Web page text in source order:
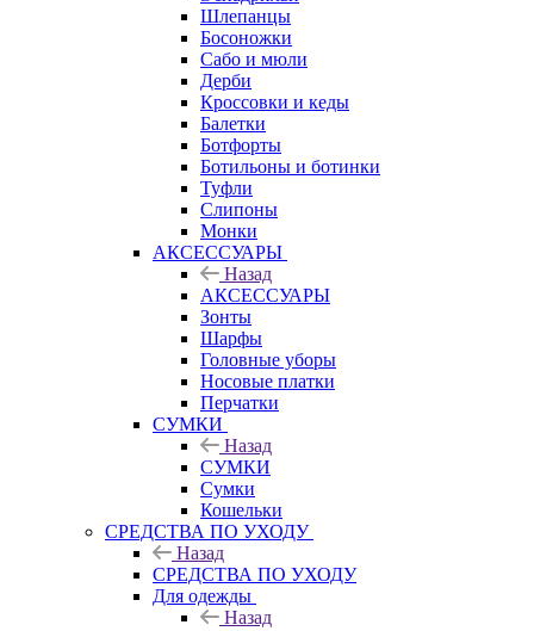
Шлепанцы
Босоножки
Сабо и мюли
Дерби
Кроссовки и кеды
Балетки
Ботфорты
Ботильоны и ботинки
Туфли
Слипоны
Монки
АКСЕССУАРЫ
Назад
АКСЕССУАРЫ
Зонты
Шарфы
Головные уборы
Носовые платки
Перчатки
СУМКИ
Назад
СУМКИ
Сумки
Кошельки
CРЕДСТВА ПО УХОДУ
Назад
CРЕДСТВА ПО УХОДУ
Для одежды
Назад